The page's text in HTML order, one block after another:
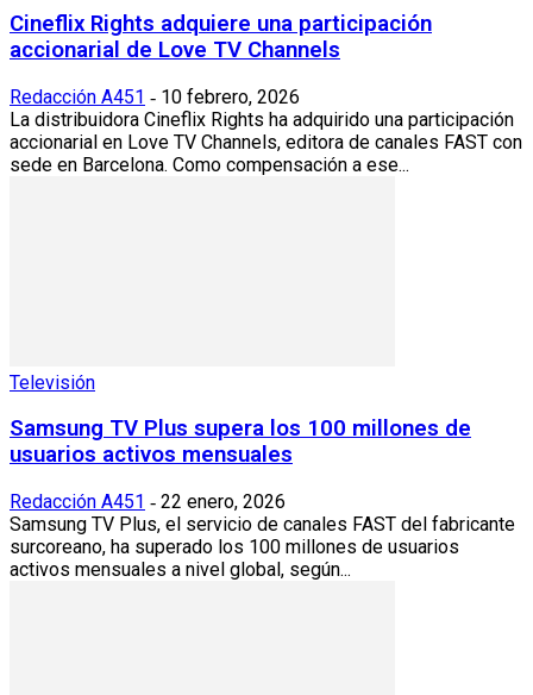
Cineflix Rights adquiere una participación
accionarial de Love TV Channels
Redacción A451 - 10 febrero, 2026
La distribuidora Cineflix Rights ha adquirido una participación
accionarial en Love TV Channels, editora de canales FAST con
sede en Barcelona. Como compensación a ese...
Televisión
Samsung TV Plus supera los 100 millones de
usuarios activos mensuales
Redacción A451 - 22 enero, 2026
Samsung TV Plus, el servicio de canales FAST del fabricante
surcoreano, ha superado los 100 millones de usuarios
activos mensuales a nivel global, según...